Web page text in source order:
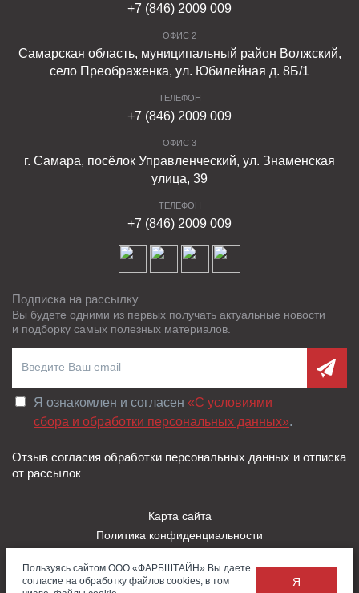
+7 (846) 2009 009
ОФИС 2
Самарская область, муниципальный район Волжский,
село Преображенка, ул. Юбилейная д. 8Б/1
ТЕЛЕФОН
+7 (846) 2009 009
ОФИС 3
г. Самара, посёлок Управленческий, ул. Знаменская
улица, 39
ТЕЛЕФОН
+7 (846) 2009 009
Подписка на рассылку
Вы будете одними из первых получать актуальные новости
и подборку самых полезных материалов.
Я ознакомлен и согласен «C условиями
сбора и обработки персональных данных».
Отзыв согласия обработки персональных данных и отписка
от рассылок
Карта сайта
Политика конфиденциальности
Правила использования Cookies
Заказать
Обратная
Пользуясь сайтом ООО «ФАРБШТАЙН» Вы даете
согласие на обработку файлов cookies, в том
Я